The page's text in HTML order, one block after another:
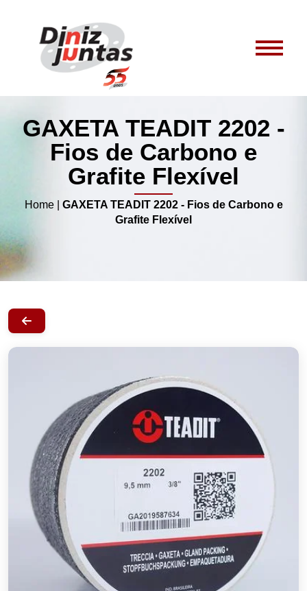
GAXETA TEADIT 2202 -
Fios de Carbono e
Grafite Flexível
Home| GAXETA TEADIT 2202 - Fios de Carbono e
Grafite Flexível